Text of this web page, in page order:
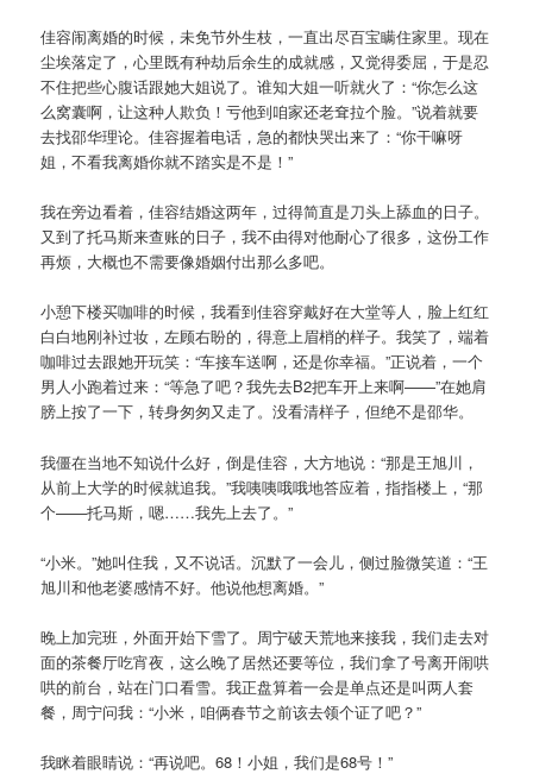
佳容闹离婚的时候，未免节外生枝，一直出尽百宝瞒住家里。现在
尘埃落定了，心里既有种劫后余生的成就感，又觉得委屈，于是忍
不住把些心腹话跟她大姐说了。谁知大姐一听就火了：“你怎么这
么窝囊啊，让这种人欺负！亏他到咱家还老耷拉个脸。”说着就要
去找邵华理论。佳容握着电话，急的都快哭出来了：“你干嘛呀
姐，不看我离婚你就不踏实是不是！”
我在旁边看着，佳容结婚这两年，过得简直是刀头上舔血的日子。
又到了托马斯来查账的日子，我不由得对他耐心了很多，这份工作
再烦，大概也不需要像婚姻付出那么多吧。
小憩下楼买咖啡的时候，我看到佳容穿戴好在大堂等人，脸上红红
白白地刚补过妆，左顾右盼的，得意上眉梢的样子。我笑了，端着
咖啡过去跟她开玩笑：“车接车送啊，还是你幸福。”正说着，一个
男人小跑着过来：“等急了吧？我先去B2把车开上来啊——”在她肩
膀上按了一下，转身匆匆又走了。没看清样子，但绝不是邵华。
我僵在当地不知说什么好，倒是佳容，大方地说：“那是王旭川，
从前上大学的时候就追我。”我咦咦哦哦地答应着，指指楼上，“那
个——托马斯，嗯……我先上去了。”
“小米。”她叫住我，又不说话。沉默了一会儿，侧过脸微笑道：“王
旭川和他老婆感情不好。他说他想离婚。”
晚上加完班，外面开始下雪了。周宁破天荒地来接我，我们走去对
面的茶餐厅吃宵夜，这么晚了居然还要等位，我们拿了号离开闹哄
哄的前台，站在门口看雪。我正盘算着一会是单点还是叫两人套
餐，周宁问我：“小米，咱俩春节之前该去领个证了吧？”
我眯着眼睛说：“再说吧。68！小姐，我们是68号！”